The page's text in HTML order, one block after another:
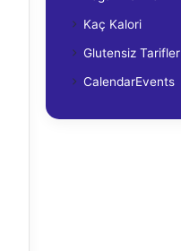
Kaç Kalori
Glutensiz Tarifler
CalendarEvents